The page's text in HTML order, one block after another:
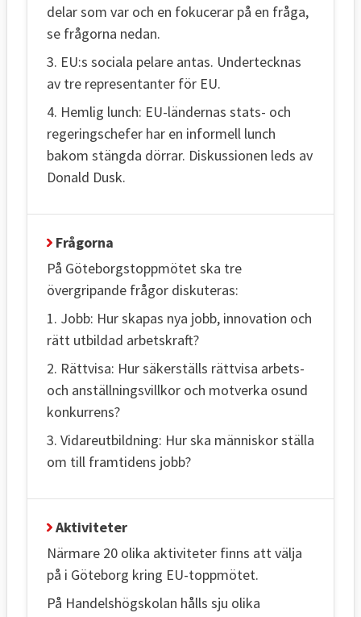
delar som var och en fokucerar på en fråga,
se frågorna nedan.
3. EU:s sociala pelare antas. Undertecknas
av tre representanter för EU.
4. Hemlig lunch: EU-ländernas stats- och
regeringschefer har en informell lunch
bakom stängda dörrar. Diskussionen leds av
Donald Dusk.
Frågorna
På Göteborgstoppmötet ska tre
övergripande frågor diskuteras:
1. Jobb: Hur skapas nya jobb, innovation och
rätt utbildad arbetskraft?
2. Rättvisa: Hur säkerställs rättvisa arbets-
och anställningsvillkor och motverka osund
konkurrens?
3. Vidareutbildning: Hur ska människor ställa
om till framtidens jobb?
Aktiviteter
Närmare 20 olika aktiviteter finns att välja
på i Göteborg kring EU-toppmötet.
På Handelshögskolan hålls sju olika